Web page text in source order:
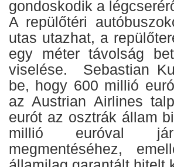
gondoskodik a
A repülőtéri
utas utazhat, a
egy méter távolság
viselése. Sebastian
be, hogy 600 millió
az Austrian Airlines
eurót az osztrák állam
millió euróval
megmentéséhez,